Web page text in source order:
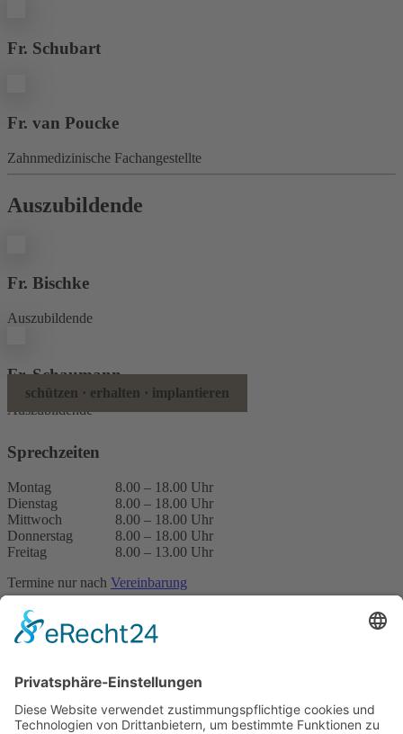
Fr. Schubart
Fr. van Poucke
Zahnmedizinische Fachangestellte
Auszubildende
Fr. Bischke
Auszubildende
Fr. Schaumann
Auszubildende
schützen · erhalten · implantieren
Sprechzeiten
Montag
8.00 – 18.00 Uhr
Dienstag
8.00 – 18.00 Uhr
Mittwoch
8.00 – 18.00 Uhr
Donnerstag
8.00 – 18.00 Uhr
Freitag
8.00 – 13.00 Uhr
Termine nur nach Vereinbarung
Impressum
Terminanfrage
Bitte füllen Sie das Formular mit allen Pflichtfeldern aus, um einen